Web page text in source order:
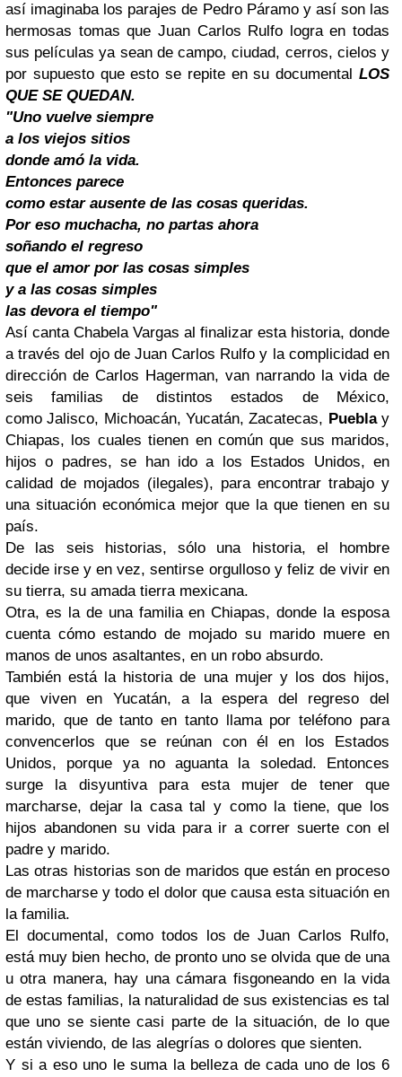
así imaginaba los parajes de Pedro Páramo y así son las
hermosas tomas que Juan Carlos Rulfo logra en todas
sus películas ya sean de campo, ciudad, cerros, cielos y
por supuesto que esto se repite en su documental LOS
QUE SE QUEDAN.
"Uno vuelve siempre
a los viejos sitios
donde amó la vida.
Entonces parece
como estar ausente de las cosas queridas.
Por eso muchacha, no partas ahora
soñando el regreso
que el amor por las cosas simples
y a las cosas simples
las devora el tiempo"
Así canta Chabela Vargas al finalizar esta historia, donde
a través del ojo de Juan Carlos Rulfo y la complicidad en
dirección de Carlos Hagerman, van narrando la vida de
seis familias de distintos estados de México,
como Jalisco, Michoacán, Yucatán, Zacatecas, Pueblay
Chiapas, los cuales tienen en común que sus maridos,
hijos o padres, se han ido a los Estados Unidos, en
calidad de mojados (ilegales), para encontrar trabajo y
una situación económica mejor que la que tienen en su
país.
De las seis historias, sólo una historia, el hombre
decide irse y en vez, sentirse orgulloso y feliz de vivir en
su tierra, su amada tierra mexicana.
Otra, es la de una familia en Chiapas, donde la esposa
cuenta cómo estando de mojado su marido muere en
manos de unos asaltantes, en un robo absurdo.
También está la historia de una mujer y los dos hijos,
que viven en Yucatán, a la espera del regreso del
marido, que de tanto en tanto llama por teléfono para
convencerlos que se reúnan con él en los Estados
Unidos, porque ya no aguanta la soledad. Entonces
surge la disyuntiva para esta mujer de tener que
marcharse, dejar la casa tal y como la tiene, que los
hijos abandonen su vida para ir a correr suerte con el
padre y marido.
Las otras historias son de maridos que están en proceso
de marcharse y todo el dolor que causa esta situación en
la familia.
El documental, como todos los de Juan Carlos Rulfo,
está muy bien hecho, de pronto uno se olvida que de una
u otra manera, hay una cámara fisgoneando en la vida
de estas familias, la naturalidad de sus existencias es tal
que uno se siente casi parte de la situación, de lo que
están viviendo, de las alegrías o dolores que sienten.
Y si a eso uno le suma la belleza de cada uno de los 6